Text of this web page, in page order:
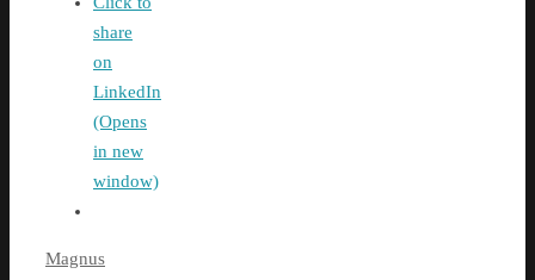
share
on
LinkedIn
(Opens
in new
window)
Magnus